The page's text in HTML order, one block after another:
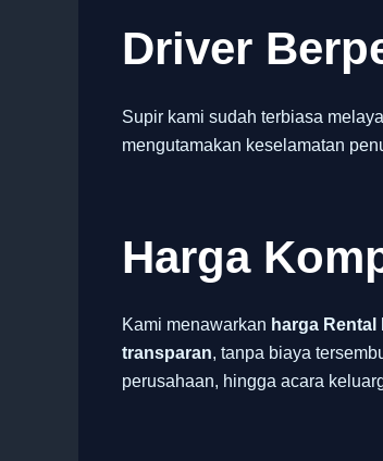
Driver
Supir kami sudah terbiasa
mengutamakan keselamatan
Harga
Kami menawarkan harga
transparan, tanpa biaya
perusahaan, hingga acara